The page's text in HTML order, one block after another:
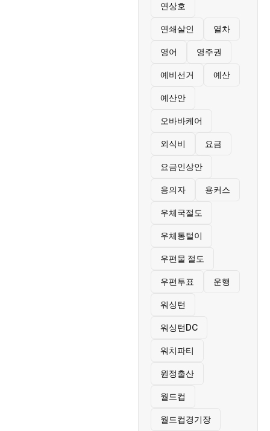
연상호
연쇄살인 열차
영어 영주권
예비선거 예산
예산안
오바바케어
외식비 요금
요금인상안
용의자 용커스
우체국절도
우체통털이
우편물 절도
우편투표 운행
워싱턴
워싱턴DC
워치파티
원정출산
월드컵
월드컵경기장